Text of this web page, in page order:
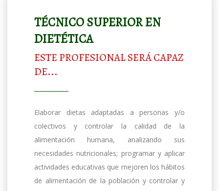
TÉCNICO SUPERIOR EN
DIETÉTICA
ESTE PROFESIONAL SERÁ CAPAZ
DE...
Elaborar dietas adaptadas a personas y/o
colectivos y controlar la calidad de la
alimentación humana, analizando sus
necesidades nutricionales; programar y aplicar
actividades educativas que mejoren los hábitos
de alimentación de la población y controlar y